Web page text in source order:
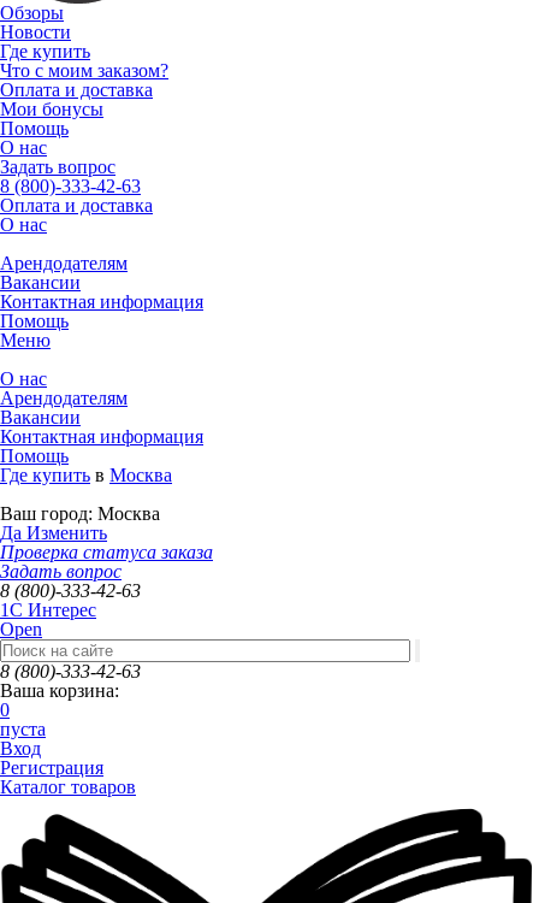
Обзоры
Новости
Где купить
Что с моим заказом?
Оплата и доставка
Мои бонусы
Помощь
О нас
Задать вопрос
8 (800)-333-42-63
Оплата и доставка
О нас
Арендодателям
Вакансии
Контактная информация
Помощь
Меню
О нас
Арендодателям
Вакансии
Контактная информация
Помощь
Где купить в Москва
Ваш город: Москва
Да Изменить
Проверка статуса заказа
Задать вопрос
8 (800)-333-42-63
1C Интерес
Open
8 (800)-333-42-63
Ваша корзина:
0
пуста
Вход
Регистрация
Каталог товаров